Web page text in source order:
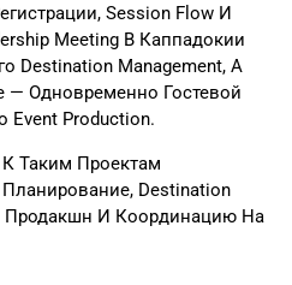
Session Flow И
Meeting В Каппадокии
Destination Management, А
— Одновременно Гостевой
Event Production.
К Таким Проектам
Destination
Продакшн И Координацию На